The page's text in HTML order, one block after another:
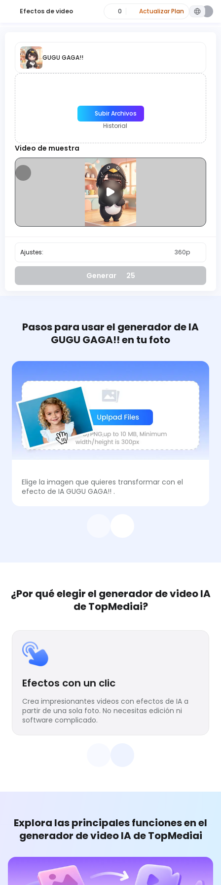
Efectos de video 0 Actualizar Plan
GUGU GAGA!!
Subir Archivos
Historial
Video de muestra
Ajustes: 360p
Generar 25
Pasos para usar el generador de IA
GUGU GAGA!! en tu foto
Elige la imagen que quieres transformar con el
efecto de IA GUGU GAGA!! .
¿Por qué elegir el generador de video IA
de TopMediai?
Efectos con un clic
Crea impresionantes videos con efectos de IA a
partir de una sola foto. No necesitas edición ni
software complicado.
Explora las principales funciones en el
generador de video IA de TopMediai